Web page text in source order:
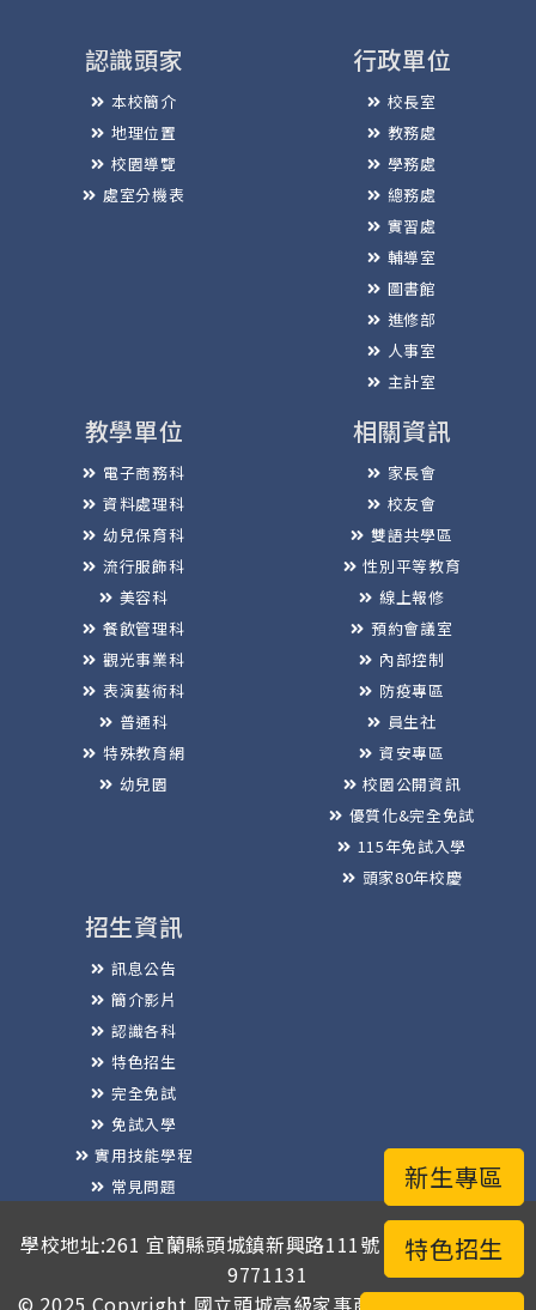
特色招生
新生專區
認識頭家
本校簡介
地理位置
校園導覽
處室分機表
行政單位
校長室
教務處
學務處
總務處
實習處
輔導室
圖書館
進修部
人事室
主計室
教學單位
電子商務科
資料處理科
幼兒保育科
流行服飾科
美容科
餐飲管理科
觀光事業科
表演藝術科
普通科
特殊教育網
幼兒園
相關資訊
家長會
校友會
雙語共學區
性別平等教育
線上報修
預約會議室
內部控制
防疫專區
員生社
資安專區
校園公開資訊
優質化&完全免試
115年免試入學
頭家80年校慶
招生資訊
訊息公告
簡介影片
認識各科
特色招生
完全免試
免試入學
實用技能學程
常見問題
學校地址:261 宜蘭縣頭城鎮新興路111號 / 電話總機:03-
9771131
© 2025 Copyright 國立頭城高級家事商業職業學校